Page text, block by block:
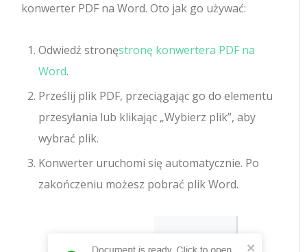
konwerter PDF na Word. Oto jak go używać:
Odwiedź stronęstronę konwertera PDF na
Word.
Prześlij plik PDF, przeciągając go do elementu
przesyłania lub klikając „Wybierz plik”, aby
wybrać plik.
Konwerter uruchomi się automatycznie. Po
zakończeniu możesz pobrać plik Word.